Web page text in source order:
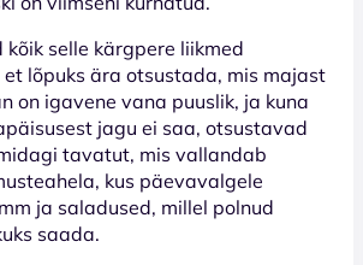
kõik selle kärgpere liikmed
et lõpuks ära otsustada, mis majast
on igavene vana puuslik, ja kuna
jagu ei saa, otsustavad
tavatut, mis vallandab
kus päevavalgele
ja saladused, millel polnud
saada.